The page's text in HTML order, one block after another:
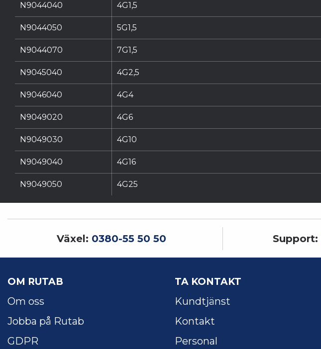
N9044040 4G1,5
N9044050 5G1,5
N9044070 7G1,5
N9045040 4G2,5
N9046040 4G4
N9049020 4G6
N9049030 4G10
N9049040 4G16
N9049050 4G25
Växel: 0380-55 50 50 Support:
OM RUTAB
Om oss
Jobba på Rutab
GDPR
TA KONTAKT
Kundtjänst
Kontakt
Personal